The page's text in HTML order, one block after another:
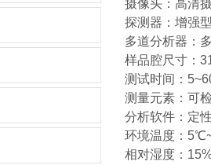
摄像头：高清
探测器：增强
多道分析器：
样品腔尺寸：
测试时间：
测量元素：可
分析软件：定
环境温度：
相对湿度：